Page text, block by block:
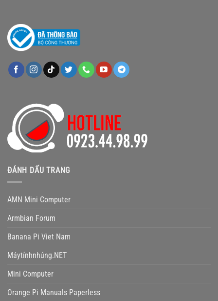
ĐÁNH DẤU TRANG
AMN Mini Computer
Armbian Forum
Banana Pi Viet Nam
Máytínhnhúng.NET
Mini Computer
Orange Pi Manuals Paperless